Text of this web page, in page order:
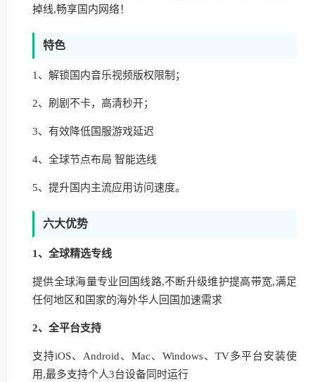
掉线,畅享国内网络！
特色
1、解锁国内音乐视频版权限制；
2、刷剧不卡，高清秒开；
3、有效降低国服游戏延迟
4、全球节点布局 智能选线
5、提升国内主流应用访问速度。
六大优势
1、全球精选专线
提供全球海量专业回国线路,不断升级维护提高带宽,满足
任何地区和国家的海外华人回国加速需求
2、全平台支持
支持iOS、Android、Mac、Windows、TV多平台安装使
用,最多支持个人3台设备同时运行